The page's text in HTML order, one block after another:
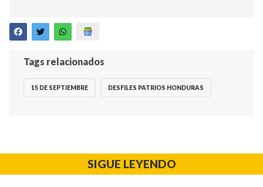
Tags relacionados
15 DE SEPTIEMBRE DESFILES PATRIOS HONDURAS
SIGUE LEYENDO